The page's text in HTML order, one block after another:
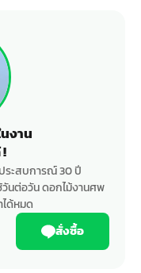
งาน
ระสบการณ์ 30 ปี
นต่อวัน ดอกไม้งานศพ
ได้หมด
สั่งซื้อ